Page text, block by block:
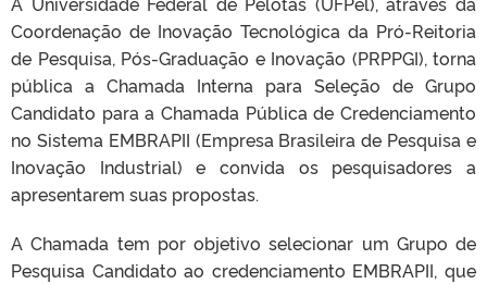
Coordenação de Inovação Tecnológica da Pró-Reitoria
de Pesquisa, Pós-Graduação e Inovação (PRPPGI), torna
pública a Chamada Interna para Seleção de Grupo
Candidato para a Chamada Pública de Credenciamento
no Sistema EMBRAPII (Empresa Brasileira de Pesquisa e
Inovação Industrial) e convida os pesquisadores a
apresentarem suas propostas.
A Chamada tem por objetivo selecionar um Grupo de
Pesquisa Candidato ao credenciamento EMBRAPII, que